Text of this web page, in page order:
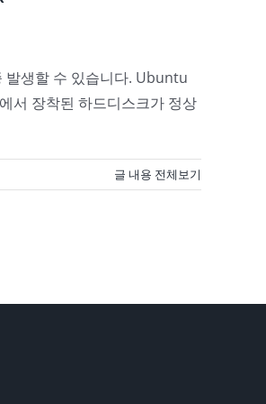
발생할 수 있습니다. Ubuntu
서 장착된 하드디스크가 정상
글 내용 전체보기